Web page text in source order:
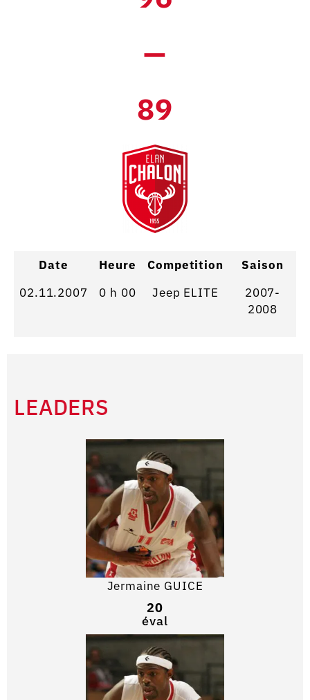
—
89
Date Heure Competition
Saison
02.11.2007
0 h 00 Jeep ELITE
2007-
2008
LEADERS
Jermaine GUICE
20
éval